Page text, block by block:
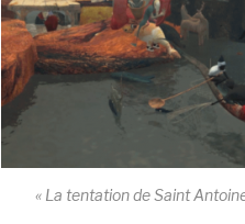
« La tentation de Saint